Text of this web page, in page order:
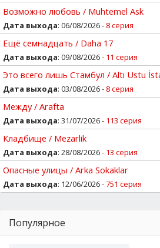
Возможно любовь / Muhtemel Ask
Дата выхода: 06/08/2026 - 8 серия
Ещё семнадцать / Daha 17
Дата выхода: 09/08/2026 - 11 серия
Это всего лишь Стамбул / Altı Ustu
Дата выхода: 03/08/2026 - 8 серия
Между / Arafta
Дата выхода: 31/07/2026 - 113 серия
Кладбище / Mezarlik
Дата выхода: 28/08/2026 - 13 серия
Опасные улицы / Arka Sokaklar
Дата выхода: 12/06/2026 -751 серия
Популярное